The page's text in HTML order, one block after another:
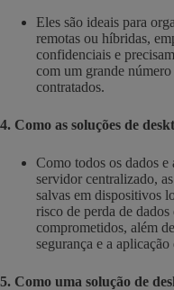
Eles são ideais para
remotas ou híbridas,
confidenciais e
com um grande
contratados.
4. Como as soluções de
Como todos os dados e
servidor centralizado,
salvas em dispositivos
risco de perda de
comprometidos, além
segurança e a aplicação
5. Como uma solução de